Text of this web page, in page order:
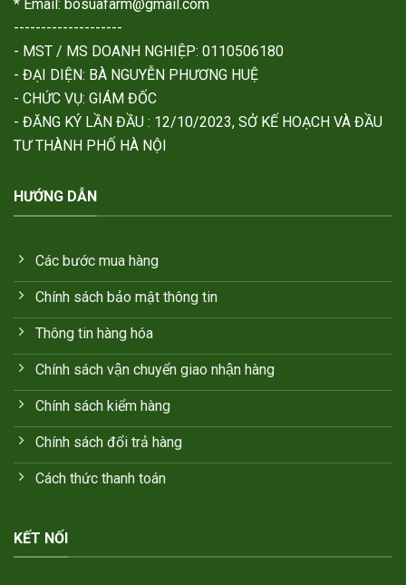
* Email: bosuafarm@gmail.com
--------------------
- MST / MS DOANH NGHIỆP: 0110506180
- ĐẠI DIỆN: BÀ NGUYỄN PHƯƠNG HUỆ
- CHỨC VỤ: GIÁM ĐỐC
- ĐĂNG KÝ LẦN ĐẦU : 12/10/2023, SỞ KẾ HOẠCH VÀ ĐẦU
TƯ THÀNH PHỐ HÀ NỘI
HƯỚNG DẪN
Các bước mua hàng
Chính sách bảo mật thông tin
Thông tin hàng hóa
Chính sách vận chuyển giao nhận hàng
Chính sách kiểm hàng
Chính sách đổi trả hàng
Cách thức thanh toán
KẾT NỐI